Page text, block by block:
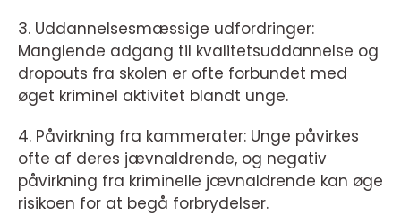
3. Uddannelsesmæssige udfordringer:
Manglende adgang til kvalitetsuddannelse og
dropouts fra skolen er ofte forbundet med
øget kriminel aktivitet blandt unge.
4. Påvirkning fra kammerater: Unge påvirkes
ofte af deres jævnaldrende, og negativ
påvirkning fra kriminelle jævnaldrende kan øge
risikoen for at begå forbrydelser.